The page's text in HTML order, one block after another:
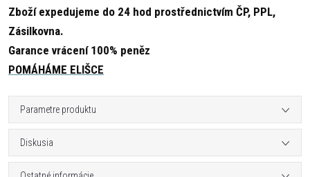
Zboží expedujeme do 24 hod prostřednictvím ČP, PPL,
Zásilkovna.
Garance vrácení 100% peněz
POMÁHÁME ELIŠCE
Parametre produktu
Diskusia